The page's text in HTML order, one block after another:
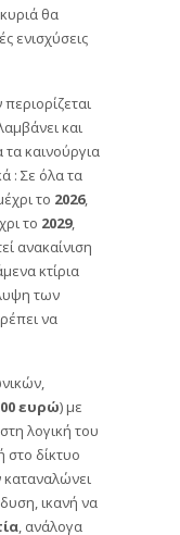
θα
ενισχύσεις
και
τα καινούργια
: Σε όλα τα
το 2026,
το 2029,
ανακαίνιση
κτίρια
των
να
ευρώ) με
λογική του
δίκτυο
καταναλώνει
ικανή να
, ανάλογα